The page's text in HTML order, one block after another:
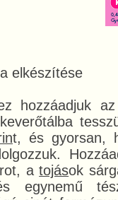
elkészítése
hozzáadjuk
t, és gyorsan,
atojások
egynemű